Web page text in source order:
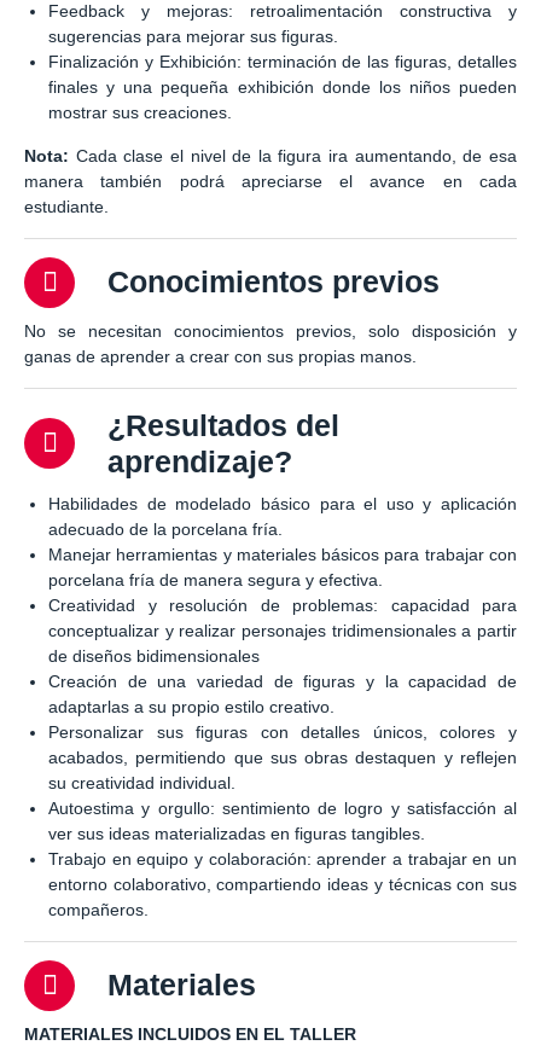
Feedback y mejoras: retroalimentación constructiva y
sugerencias para mejorar sus figuras.
Finalización y Exhibición: terminación de las figuras, detalles
finales y una pequeña exhibición donde los niños pueden
mostrar sus creaciones.
Nota: Cada clase el nivel de la figura ira aumentando, de esa
manera también podrá apreciarse el avance en cada
estudiante.
Conocimientos previos
No se necesitan conocimientos previos, solo disposición y
ganas de aprender a crear con sus propias manos.
¿Resultados del
aprendizaje?
Habilidades de modelado básico para el uso y aplicación
adecuado de la porcelana fría.
Manejar herramientas y materiales básicos para trabajar con
porcelana fría de manera segura y efectiva.
Creatividad y resolución de problemas: capacidad para
conceptualizar y realizar personajes tridimensionales a partir
de diseños bidimensionales
Creación de una variedad de figuras y la capacidad de
adaptarlas a su propio estilo creativo.
Personalizar sus figuras con detalles únicos, colores y
acabados, permitiendo que sus obras destaquen y reflejen
su creatividad individual.
Autoestima y orgullo: sentimiento de logro y satisfacción al
ver sus ideas materializadas en figuras tangibles.
Trabajo en equipo y colaboración: aprender a trabajar en un
entorno colaborativo, compartiendo ideas y técnicas con sus
compañeros.
Materiales
MATERIALES INCLUIDOS EN EL TALLER